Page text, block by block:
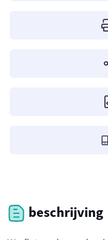
beschrijving